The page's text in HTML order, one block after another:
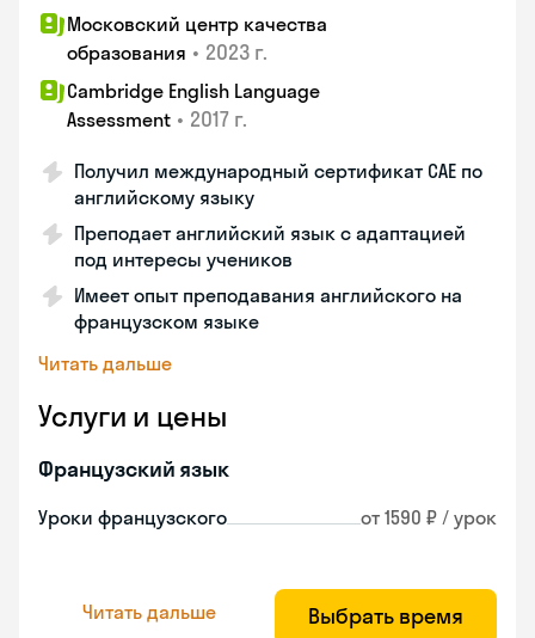
Московский центр качества
образования • 2023 г.
Cambridge English Language
Assessment • 2017 г.
Получил международный сертификат CAE по
английскому языку
Преподает английский язык с адаптацией
под интересы учеников
Имеет опыт преподавания английского на
французском языке
Читать дальше
Услуги и цены
Французский язык
Уроки французского от 1590 ₽ / урок
Читать дальше Выбрать время